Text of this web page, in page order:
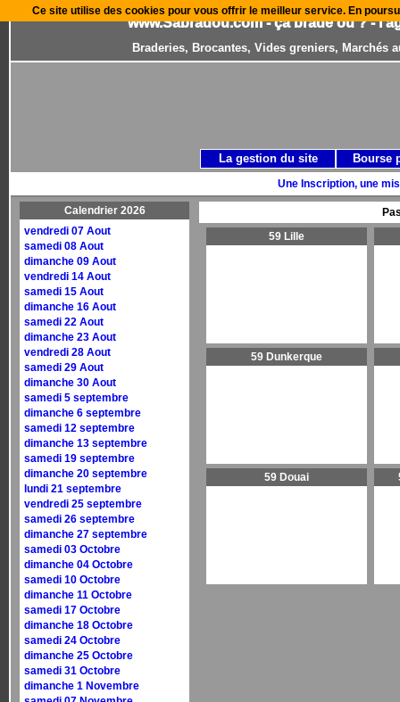
www.Sabradou.com - ça brade où ? -
Braderies, Brocantes, Vides greniers, Marchés
Une Inscription, une
Calendrier 2026
vendredi 07 Aout
samedi 08 Aout
dimanche 09 Aout
vendredi 14 Aout
samedi 15 Aout
dimanche 16 Aout
samedi 22 Aout
dimanche 23 Aout
vendredi 28 Aout
samedi 29 Aout
dimanche 30 Aout
samedi 5 septembre
dimanche 6 septembre
samedi 12 septembre
dimanche 13 septembre
samedi 19 septembre
dimanche 20 septembre
lundi 21 septembre
vendredi 25 septembre
samedi 26 septembre
dimanche 27 septembre
samedi 03 Octobre
dimanche 04 Octobre
samedi 10 Octobre
dimanche 11 Octobre
samedi 17 Octobre
dimanche 18 Octobre
samedi 24 Octobre
dimanche 25 Octobre
samedi 31 Octobre
dimanche 1 Novembre
59 Lille
59 Dunkerque
59 Douai
La gestion du site Bourse
Ce site utilise des cookies pour vous offrir le meilleur service. En